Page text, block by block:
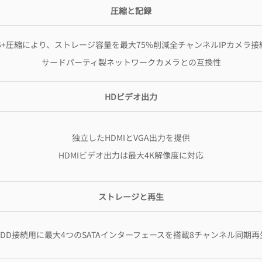
圧縮と記録
圧縮により、ストレージ容量を最大75%削減全チャンネルIPカメラ接
サードパーティ製ネットワークカメラとの互換性
HDビデオ出力
独立したHDMIとVGA出力を提供
HDMIビデオ出力は最大4K解像度に対応
ストレージと再生
接続用に最大4つのSATAインターフェースを搭載8チャンネル同期再